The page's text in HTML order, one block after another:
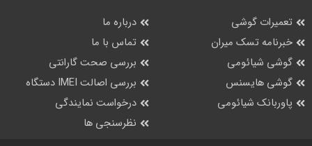
تعمیرات گوشی
خبرنامه تسک میران
گوشی شیائومی
گوشی هایسنس
پاوربانک شیائومی
درباره ما
تماس با ما
بررسی صحت گارانتی
بررسی اصالت IMEI دستگاه
درخواست نمایندگی
نظرسنجی ها